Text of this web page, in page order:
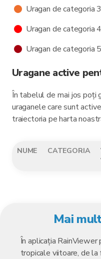
Uragan de categoria
Uragan de categoria
Uragan de categoria
Uragane active
În tabelul de mai jos poți
uraganele care sunt
traiectoria pe harta
NUME CATEGORIA
Mai
În aplicația
tropicale viitoare, de